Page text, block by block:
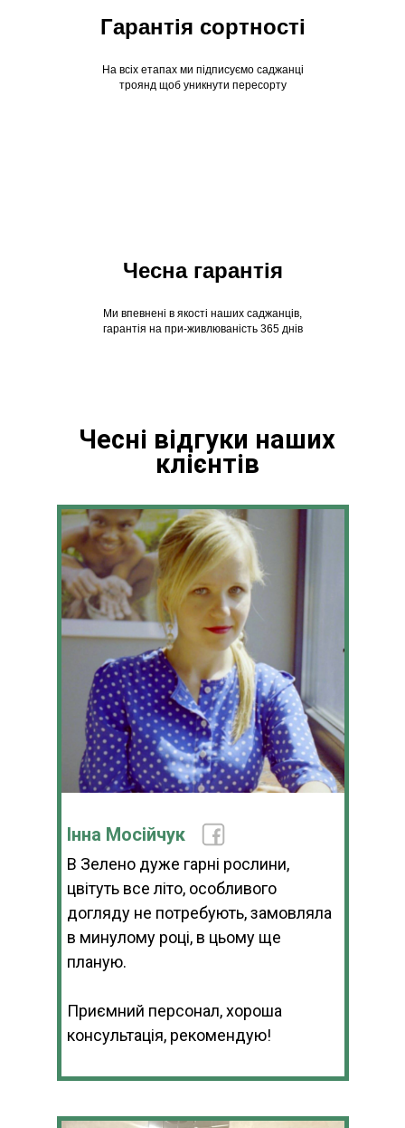
На всіх етапах ми підписуємо саджанці
троянд щоб уникнути пересорту
Ми впевнені в якості наших саджанців,
гарантія на при-живлюваність 365 днів
Гарантія сортності
Чесна гарантія
Чесні відгуки наших
клієнтів
Інна Мосійчук
В Зелено дуже гарні рослини,
цвітуть все літо, особливого
догляду не потребують, замовляла
в минулому році, в цьому ще
планую.
Приємний персонал, хороша
консультація, рекомендую!